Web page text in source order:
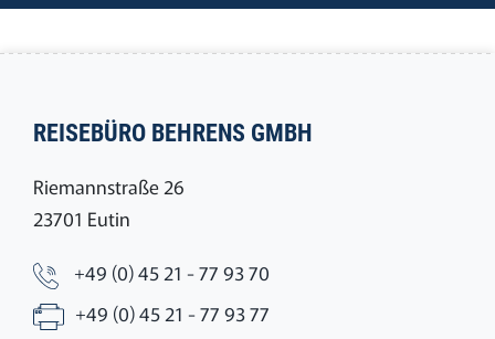
REISEBÜRO BEHRENS GMBH
Riemannstraße 26
23701 Eutin
+49 (0) 45 21 - 77 93 70
+49 (0) 45 21 - 77 93 77